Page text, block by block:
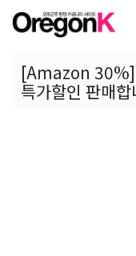
[Amazon 30%]
특가할인 판매